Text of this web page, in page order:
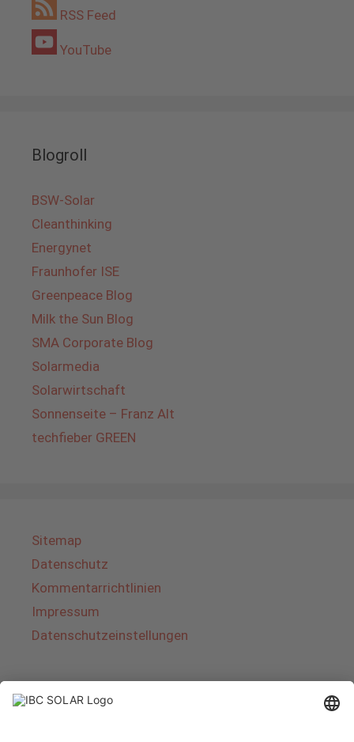
RSS Feed
YouTube
Blogroll
BSW-Solar
Cleanthinking
Energynet
Fraunhofer ISE
Greenpeace Blog
Milk the Sun Blog
SMA Corporate Blog
Solarmedia
Solarwirtschaft
Sonnenseite – Franz Alt
techfieber GREEN
Sitemap
Datenschutz
Kommentarrichtlinien
Impressum
Datenschutzeinstellungen
Über IBC SOLAR